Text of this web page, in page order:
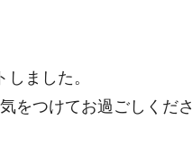
ました。
をつけてお過ごしくださ